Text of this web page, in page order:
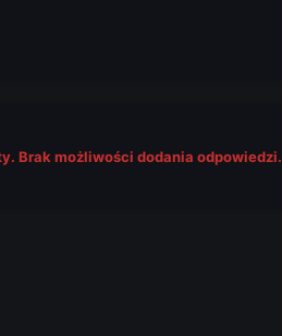
Brak możliwości dodania odpowiedzi.